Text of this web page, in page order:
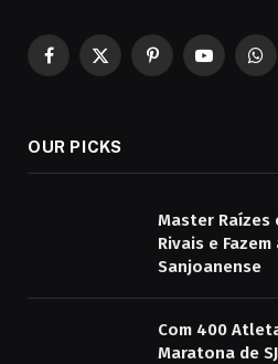
Facebook
X
PinterestYouTube
OUR PICKS
Master Raízes
Rivais e
Sanjoanense
Com 400
Maratona de